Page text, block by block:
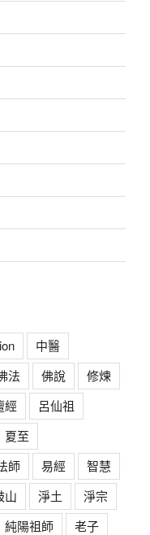
中醫
法 佛說
修煉
經
呂仙祖
夏至
師 易經
智慧
山 淨土
淨宗
純陽祖師 老子